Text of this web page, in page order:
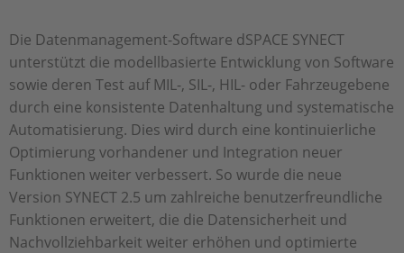
Die Datenmanagement-Software dSPACE SYNECT
unterstützt die modellbasierte Entwicklung von Software
sowie deren Test auf MIL-, SIL-, HIL- oder Fahrzeugebene
durch eine konsistente Datenhaltung und systematische
Automatisierung. Dies wird durch eine kontinuierliche
Optimierung vorhandener und Integration neuer
Funktionen weiter verbessert. So wurde die neue
Version SYNECT 2.5 um zahlreiche benutzerfreundliche
Funktionen erweitert, die die Datensicherheit und
Nachvollziehbarkeit weiter erhöhen und optimierte